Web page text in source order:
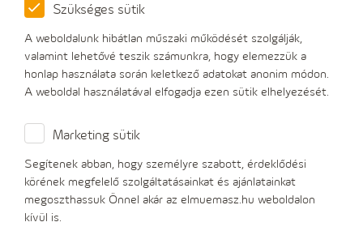
Elektronikus számla
Szükséges sütik
A weboldalunk hibátlan műszaki működését szolgálják,
valamint lehetővé teszik számunkra, hogy elemezzük a
honlap használata során keletkező adatokat anonim módon.
A weboldal használatával elfogadja ezen sütik elhelyezését.
Marketing sütik
Segítenek abban, hogy személyre szabott, érdeklődési
körének megfelelő szolgáltatásainkat és ajánlatainkat
megoszthassuk Önnel akár az elmuemasz.hu weboldalon
kívül is.